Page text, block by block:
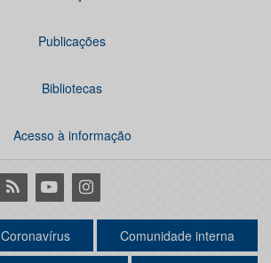
Publicações
Bibliotecas
Acesso à informação
RSS YoutubeInstagram
Coronavírus Comunidade interna